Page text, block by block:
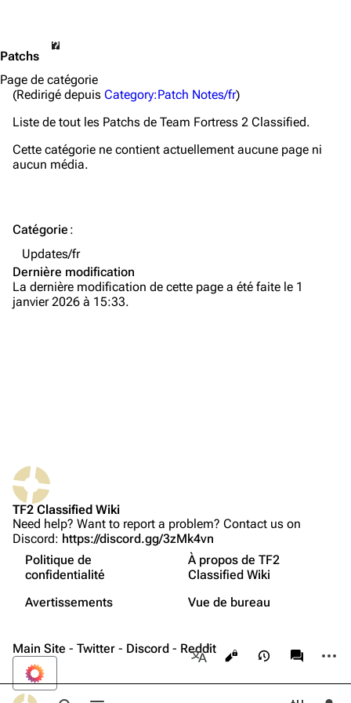
Page d’accueil
À propos
Forums
Discord
Bluesky
Twitter
Reddit
Non connecté(e)
Votre adresse IP sera visible au public si vous faites des
Se connecter
Patchs
Page de catégorie
Autres langues
Affichages
Suivi des pages liées
Version imprimable
Lien permanent
(Redirigé depuis Category:Patch Notes/fr)
Liste de tout les Patchs de Team Fortress 2 Classified.
Cette catégorie ne contient actuellement aucune page ni
aucun média.
Catégorie :
Updates/fr
Dernière modification
La dernière modification de cette page a été faite le 1
janvier 2026 à 15:33.
TF2 Classified Wiki
Need help? Want to report a problem? Contact us on
Discord: https://discord.gg/3zMk4vn
Politique de
confidentialité
À propos de TF2
Classified Wiki
Avertissements
Vue de bureau
Main Site - Twitter - Discord - Reddit